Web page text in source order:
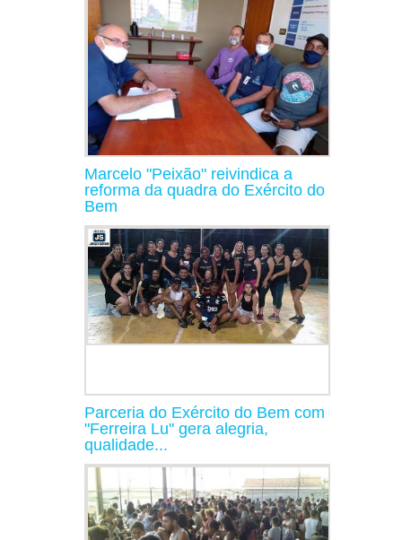
Marcelo "Peixão" reivindica a
reforma da quadra do Exército do
Bem
Parceria do Exército do Bem com
"Ferreira Lu" gera alegria,
qualidade...